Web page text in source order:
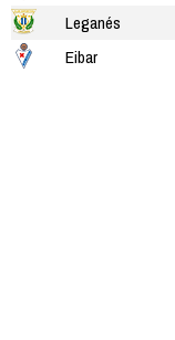
Leganés
Eibar